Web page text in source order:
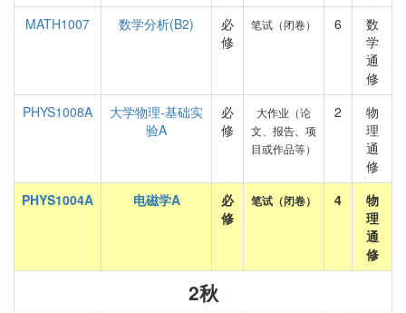
MATH1007
数学分析(B2)
必
修
笔试（闭卷） 6
数
学
通
修
PHYS1008A
大学物理-基础实
验A
必
修
大作业（论
文、报告、项
目或作品等）
2
物
理
通
修
PHYS1004A
电磁学A
必
修
笔试（闭卷） 4
物
理
通
修
2秋